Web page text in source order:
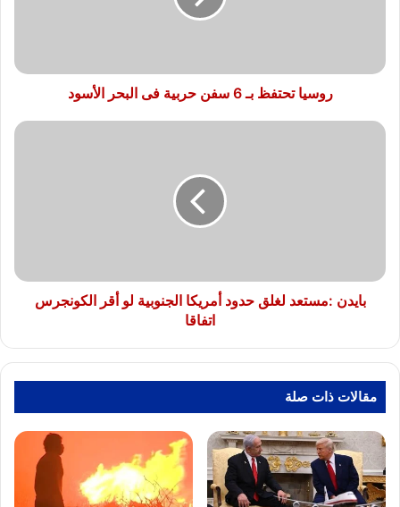
الأسود
روسيا تحتفظ بـ 6 سفن حربية فى البحر الأسود
بايدن
الكونجرس
اتفاقابايدن :مستعد لغلق حدود أمريكا الجنوبية لو أقر الكونجرس
اتفاقا
مقالات ذات صلة